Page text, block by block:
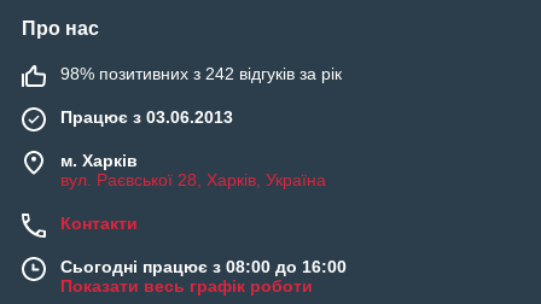
Про нас
98% позитивних з 242 відгуків за рік
Працює з 03.06.2013
м. Харків
вул. Раєвської 28, Харків, Україна
Контакти
Сьогодні працює з 08:00 до 16:00
Показати весь графік роботи